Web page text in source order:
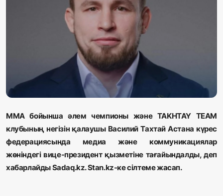
Әлем
Қазақ тілі
ММА бойынша әлем чемпионы және TAKHTAY TEAM
клубының негізін қалаушы Василий Тахтай Астана күрес
федерациясында медиа және коммуникациялар
жөніндегі вице-президент қызметіне тағайындалды, деп
хабарлайды Sadaq.kz. Stan.kz-ке сілтеме жасап.